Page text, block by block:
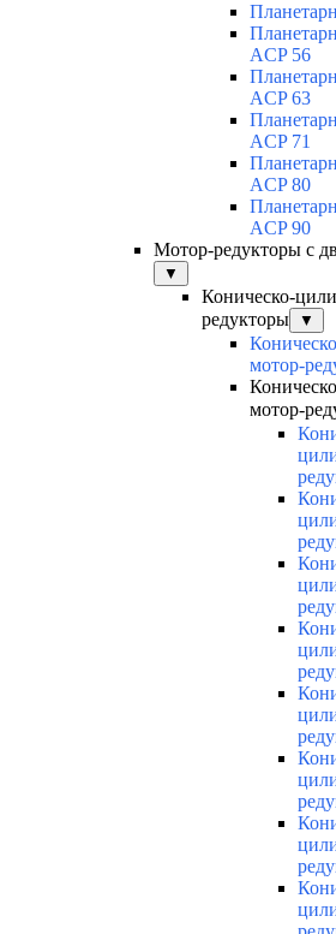
ACP 56
ACP 63
ACP 71
ACP 80
ACP 90
Мотор-редукторы с
▼
Коническо-
редукторы
▼
мотор-
мотор-